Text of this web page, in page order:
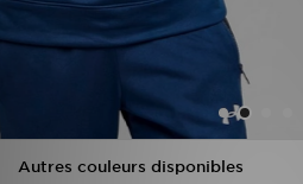
Autres couleurs disponibles
Nos Magasins
Télécharge l'Appli